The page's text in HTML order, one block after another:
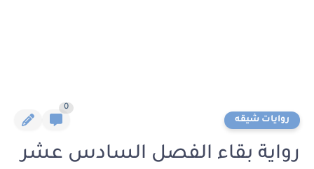
روايات شيقه
0
رواية بقاء الفصل السادس عشر